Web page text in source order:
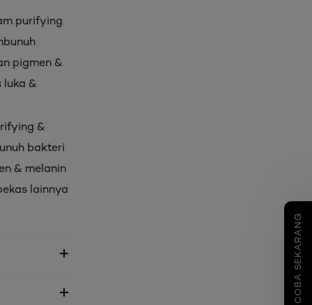
COBA SEKARANG
purifying
pigmen &
luka &
&
bakteri
& melanin
lainnya